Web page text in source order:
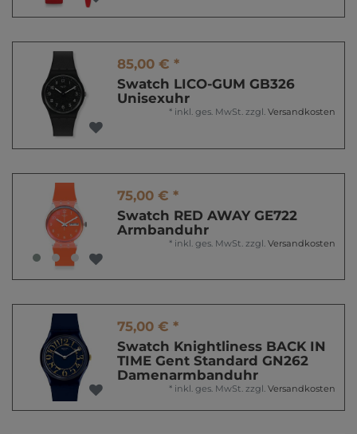
85,00 € *
Swatch LICO-GUM GB326
Unisexuhr
* inkl. ges. MwSt. zzgl. Versandkosten
75,00 € *
Swatch RED AWAY GE722
Armbanduhr
* inkl. ges. MwSt. zzgl. Versandkosten
75,00 € *
Swatch Knightliness BACK IN
TIME Gent Standard GN262
Damenarmbanduhr
* inkl. ges. MwSt. zzgl. Versandkosten